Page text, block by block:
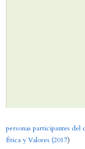
personas participantes del
Ética y Valores (2017)